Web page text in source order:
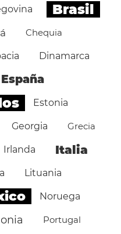
Brasil
Chequia
Dinamarca
España
Estonia
Georgia Grecia
Irlanda Italia
Lituania
Noruega
Portugal